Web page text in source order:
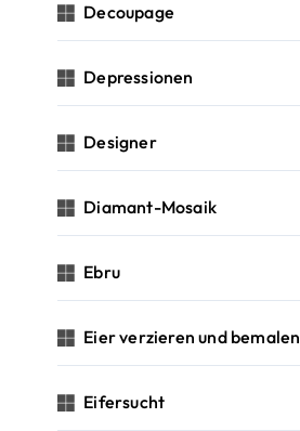
Decoupage
Depressionen
Designer
Diamant-Mosaik
Ebru
Eier verzieren und bemalen
Eifersucht